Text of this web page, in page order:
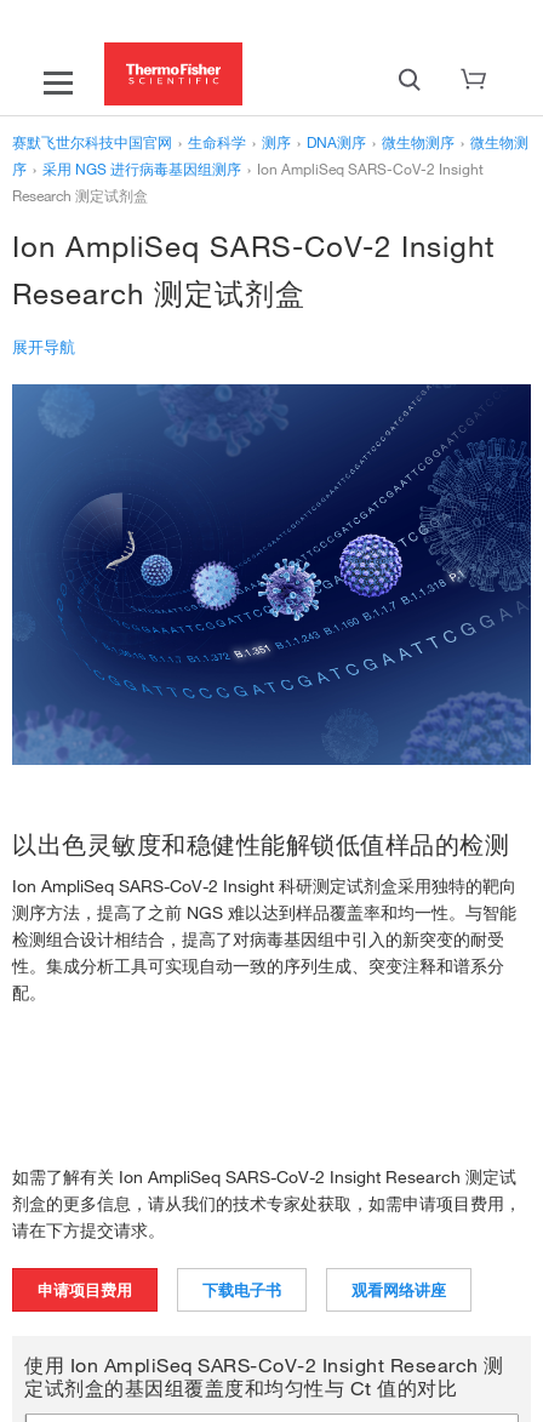
赛默飞世尔科技中国官网 › 生命科学 › 测序 › DNA测序 › 微生物测序 › 微生物测
序 › 采用 NGS 进行病毒基因组测序 › Ion AmpliSeq SARS-CoV-2 Insight
Research 测定试剂盒
Ion AmpliSeq SARS-CoV-2 Insight
Research 测定试剂盒
展开导航
采用 NGS 进行病毒基因组测序
Ion AmpliSeq SARS-CoV-2 Insight Research 测定试剂盒
使用 GeneStudio S5 系统的 SARS-CoV-2 研究
用于 SARS-CoV-2 研究的 NGS 教育资源
以出色灵敏度和稳健性能解锁低值样品的检测
Ion AmpliSeq SARS-CoV-2 Insight 科研测定试剂盒采用独特的靶向
测序方法，提高了之前 NGS 难以达到样品覆盖率和均一性。与智能
检测组合设计相结合，提高了对病毒基因组中引入的新突变的耐受
性。集成分析工具可实现自动一致的序列生成、突变注释和谱系分
配。
如需了解有关 Ion AmpliSeq SARS-CoV-2 Insight Research 测定试
剂盒的更多信息，请从我们的技术专家处获取，如需申请项目费用，
请在下方提交请求。
申请项目费用 下载电子书 观看网络讲座
使用 Ion AmpliSeq SARS-CoV-2 Insight Research 测
定试剂盒的基因组覆盖度和均匀性与 Ct 值的对比